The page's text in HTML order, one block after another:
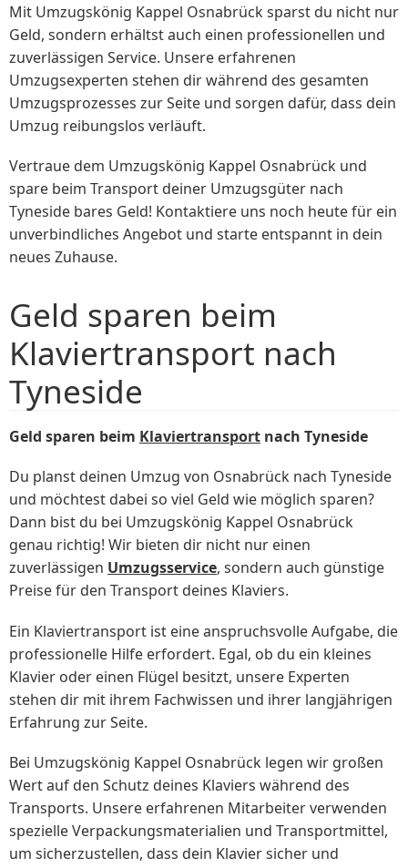
Mit Umzugskönig Kappel Osnabrück sparst du nicht nur
Geld, sondern erhältst auch einen professionellen und
zuverlässigen Service. Unsere erfahrenen
Umzugsexperten stehen dir während des gesamten
Umzugsprozesses zur Seite und sorgen dafür, dass dein
Umzug reibungslos verläuft.
Vertraue dem Umzugskönig Kappel Osnabrück und
spare beim Transport deiner Umzugsgüter nach
Tyneside bares Geld! Kontaktiere uns noch heute für ein
unverbindliches Angebot und starte entspannt in dein
neues Zuhause.
Geld sparen beim
Klaviertransport nach
Tyneside
Geld sparen beim Klaviertransport nach Tyneside
Du planst deinen Umzug von Osnabrück nach Tyneside
und möchtest dabei so viel Geld wie möglich sparen?
Dann bist du bei Umzugskönig Kappel Osnabrück
genau richtig! Wir bieten dir nicht nur einen
zuverlässigen Umzugsservice, sondern auch günstige
Preise für den Transport deines Klaviers.
Ein Klaviertransport ist eine anspruchsvolle Aufgabe, die
professionelle Hilfe erfordert. Egal, ob du ein kleines
Klavier oder einen Flügel besitzt, unsere Experten
stehen dir mit ihrem Fachwissen und ihrer langjährigen
Erfahrung zur Seite.
Bei Umzugskönig Kappel Osnabrück legen wir großen
Wert auf den Schutz deines Klaviers während des
Transports. Unsere erfahrenen Mitarbeiter verwenden
spezielle Verpackungsmaterialien und Transportmittel,
um sicherzustellen, dass dein Klavier sicher und